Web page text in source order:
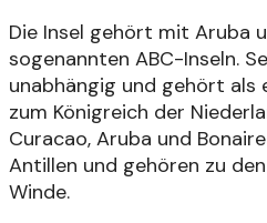
Die Insel gehört mit Aruba
sogenannten ABC-Inseln.
unabhängig und gehört als
zum Königreich der
Curacao, Aruba und
Antillen und gehören zu
Winde.